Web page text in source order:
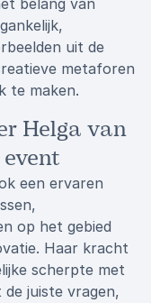
belang van
uit de
metaforen
te maken.
Helga van
een ervaren
op het gebied
Haar kracht
scherpte met
juiste vragen,